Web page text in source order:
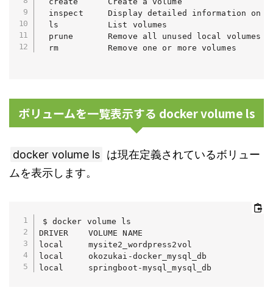
inspect     Display detailed information on
  ls          List volumes
  prune       Remove all unused local volumes
ボリュームを一覧表示する docker volume ls
docker volume ls は現在定義されているボリュー
ムを表示します。
$ docker volume ls
DRIVER    VOLUME NAME
local     mysite2_wordpress2vol
local     okozukai-docker_mysql_db
local     springboot-mysql_mysql_db